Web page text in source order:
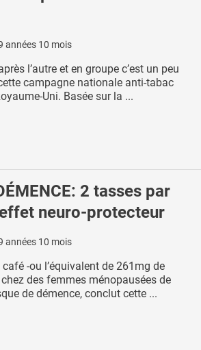
années 10 mois
l’autre et en groupe c’est un peu
campagne nationale anti-tabac
Uni. Basée sur la ...
2 tasses par
neuro-protecteur
années 10 mois
-ou l’équivalent de 261mg de
des femmes ménopausées de
de démence, conclut cette ...